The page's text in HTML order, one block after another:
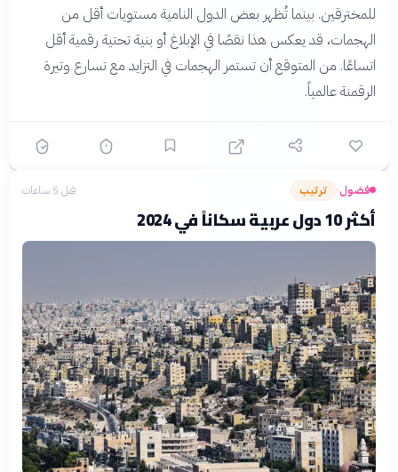
للمخترقين. بينما تُظهر بعض الدول النامية مستويات أقل من
الهجمات، قد يعكس هذا نقصًا في الإبلاغ أو بنية تحتية رقمية أقل
اتساعًا. من المتوقع أن تستمر الهجمات في التزايد مع تسارع وتيرة
الرقمنة عالمياً.
فضول› ترتيب قبل 5 ساعات
أكثر 10 دول عربية سكاناً في 2024